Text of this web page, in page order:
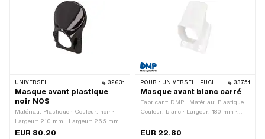
UNIVERSEL 32631
Masque avant plastique
noir NOS
Matériau: Plastique · Couleur: noir ·
Largeur: 210 mm · Largeur: 265 mm ·
Ø intérieur: 129 mm · Hauteur: 325
EUR 80.20
POUR : UNIVERSEL · PUCH 33751
Masque avant blanc carré
Fabricant: DMP · Matériau: Plastique ·
Couleur: blanc · Largeur: 180 mm ·
mm
EUR 22.80